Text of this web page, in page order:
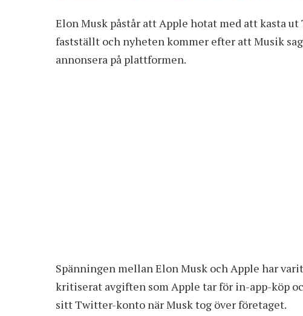
Elon Musk påstår att Apple hotat med att kasta
fastställt och nyheten kommer efter att Musik
annonsera på plattformen.
Spänningen mellan Elon Musk och Apple har
kritiserat avgiften som Apple tar för in-app-köp
sitt Twitter-konto när Musk tog över företaget.